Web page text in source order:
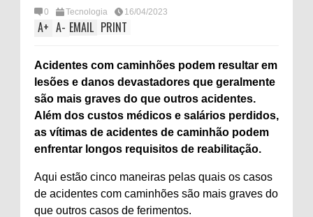
0 Tecnologia 16/04/2023
A+ A- EMAIL PRINT
Acidentes com caminhões podem resultar em
lesões e danos devastadores que geralmente
são mais graves do que outros acidentes.
Além dos custos médicos e salários perdidos,
as vítimas de acidentes de caminhão podem
enfrentar longos requisitos de reabilitação.
Aqui estão cinco maneiras pelas quais os casos
de acidentes com caminhões são mais graves do
que outros casos de ferimentos.